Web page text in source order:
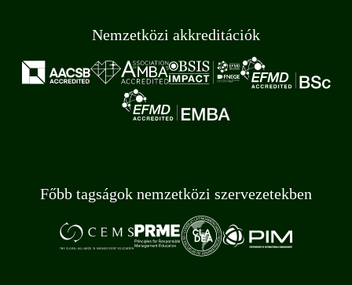
Nemzetközi akkreditációk
Főbb tagságok nemzetközi szervezetekben